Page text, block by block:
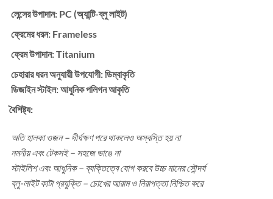
লেন্সের উপাদান: PC (অ্যান্টি-ব্লু লাইট)
ফ্রেমের ধরন: Frameless
ফ্রেম উপাদান: Titanium
চেহারার ধরন অনুযায়ী উপযোগী:ডিম্বাকৃতি
ডিজাইন স্টাইল:আধুনিক পলিগন আকৃতি
বৈশিষ্ট্য:
অতি হালকা ওজন – দীর্ঘক্ষণ পরে থাকলেও অস্বস্তি হয় না
নমনীয় এবং টেকসই – সহজে ভাঙে না
স্টাইলিশ এবং আধুনিক – ব্যক্তিত্বে যোগ করবে উচ্চ মানের সৌন্দর্য
ব্লু-লাইট কাটা প্রযুক্তি – চোখের আরাম ও নিরাপত্তা নিশ্চিত করে